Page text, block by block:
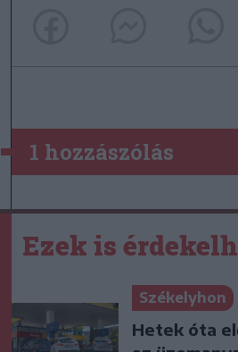
1 hozzászólás
Ezek is
Székelyhon
Hetek óta